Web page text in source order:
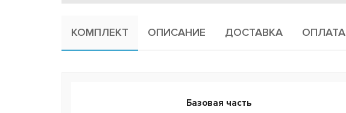
КОМПЛЕКТ ОПИСАНИЕ ДОСТАВКА ОПЛАТА
Базовая часть